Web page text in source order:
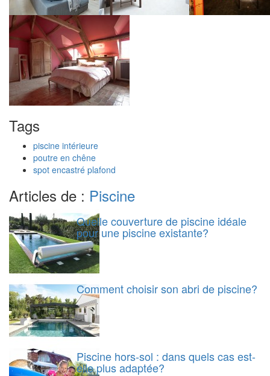
Tags
piscine intérieure
poutre en chêne
spot encastré plafond
Articles de : Piscine
Quelle couverture de piscine idéale
pour une piscine existante?
Comment choisir son abri de piscine?
Piscine hors-sol : dans quels cas est-
elle plus adaptée?